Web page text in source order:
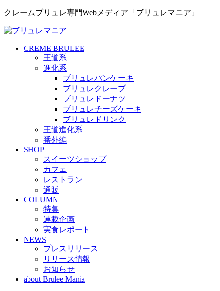
クレームブリュレ専門Webメディア「ブリュレマニア」
CREME BRULEE
王道系
進化系
ブリュレパンケーキ
ブリュレクレープ
ブリュレドーナツ
ブリュレチーズケーキ
ブリュレドリンク
王道進化系
番外編
SHOP
スイーツショップ
カフェ
レストラン
通販
COLUMN
特集
連載企画
実食レポート
NEWS
プレスリリース
リリース情報
お知らせ
about Brulee Mania